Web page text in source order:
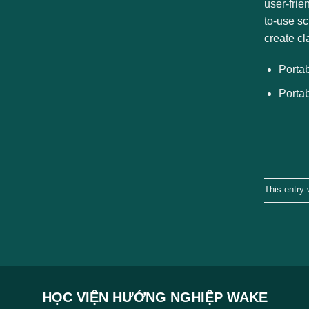
user-
to-use
create
This entry
HỌC VIỆN HƯỚNG NGHIỆP WAKE